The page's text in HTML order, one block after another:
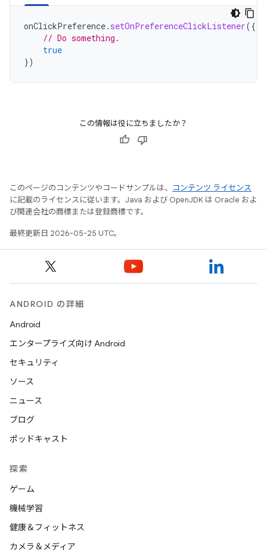
onClickPreference. setOnPreferenceClickListener({
// Do something.
true
})
この情報は役に立ちましたか？
このページのコンテンツやコードサンプルは、
コンテンツ ライセンス
に記載のライセンスに従います。Java および OpenJDK は Oracle およ
び関連会社の商標または登録商標です。
最終更新日 2026-05-25 UTC。
ANDROID の詳細
Android
エンタープライズ向け Android
セキュリティ
ソース
ニュース
ブログ
ポッドキャスト
探索
ゲーム
機械学習
健康＆フィットネス
カメラ＆メディア